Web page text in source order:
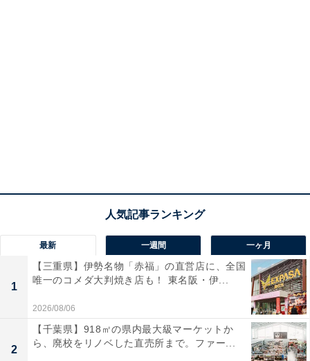
最新 一週間 一ヶ月
1
【三重県】伊勢名物「赤福」の直営店に、全国
唯一のコメダ大判焼き店も！ 東名阪・伊...
2026/08/06
2
【千葉県】918㎡の県内最大級マーケットか
ら、廃校をリノベした直売所まで。ファー...